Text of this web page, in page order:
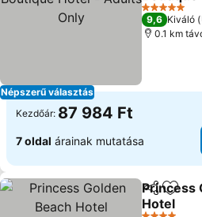
Népszerű választás
Only
Árak
5 Kategória
9,6 Kiváló
0.1 km
Kezdőár: 87 984 Ft
7 oldal árainak mutatása
Megosztás
Princess
Hotel